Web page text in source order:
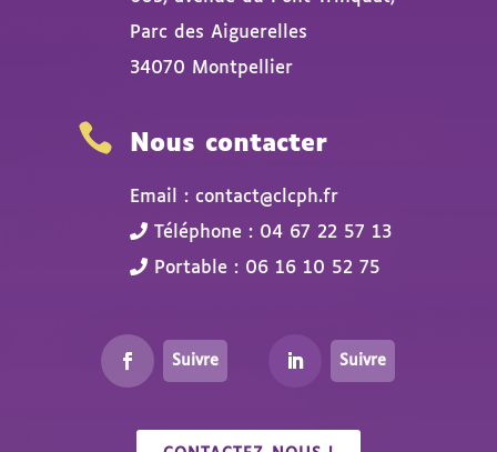
Parc des Aiguerelles
34070 Montpellier
 Nous contacter
Email : contact@clcph.fr
Téléphone : 04 67 22 57 13
Portable : 06 16 10 52 75
Suivre Suivre